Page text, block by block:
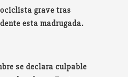
grave tras
esta madrugada.
se declara culpable